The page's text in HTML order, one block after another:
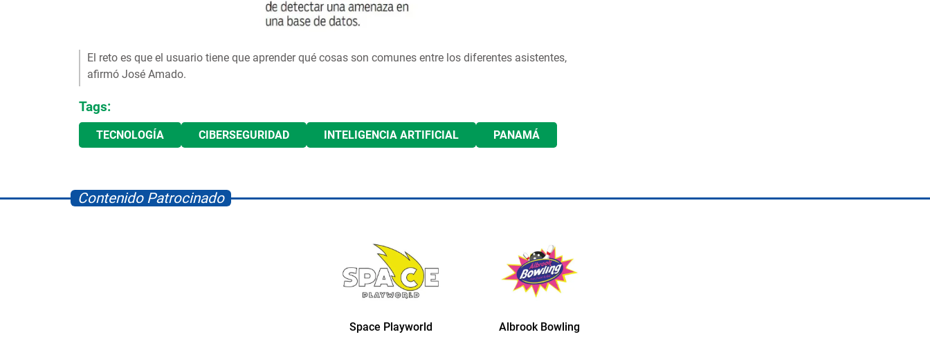
El reto es que el usuario tiene que aprender qué cosas son comunes entre los diferentes asistentes,
afirmó José Amado.
Tags:
TECNOLOGÍA CIBERSEGURIDAD INTELIGENCIA ARTIFICIAL PANAMÁ
Contenido Patrocinado
Space Playworld Albrook Bowling